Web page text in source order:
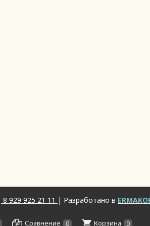
8 929 925 21 11 | Разработано в
Сравнение 0 Корзина 0